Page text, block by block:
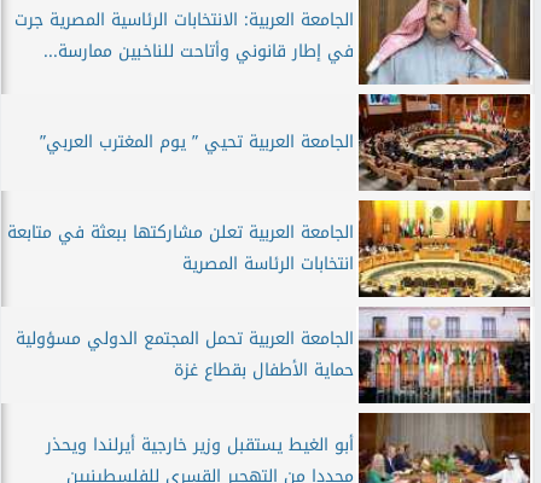
الجامعة العربية: الانتخابات الرئاسية المصرية جرت
في إطار قانوني وأتاحت للناخبين ممارسة...
الجامعة العربية تحيي ” يوم المغترب العربي”
الجامعة العربية تعلن مشاركتها ببعثة في متابعة
انتخابات الرئاسة المصرية
الجامعة العربية تحمل المجتمع الدولي مسؤولية
حماية الأطفال بقطاع غزة
أبو الغيط يستقبل وزير خارجية أيرلندا ويحذر
مجددا من التهجير القسرى للفلسطينيين